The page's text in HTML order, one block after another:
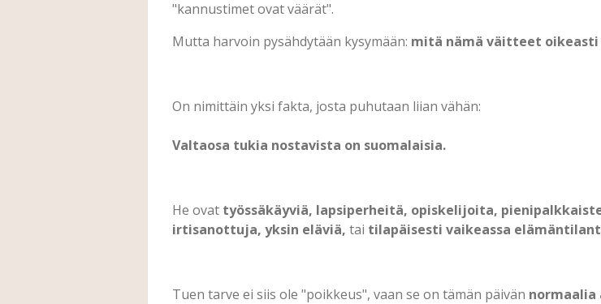
"kannustimet ovat väärät".
Mutta harvoin pysähdytään kysymään: mitä nämä väitteet
On nimittäin yksi fakta, josta puhutaan liian vähän:
Valtaosa tukia nostavista on suomalaisia.
He ovat työssäkäyviä, lapsiperheitä, opiskelijoita,
irtisanottuja, yksin eläviä, tai tilapäisesti vaikeassa
Tuen tarve ei siis ole "poikkeus", vaan se on tämän päivän normaalia